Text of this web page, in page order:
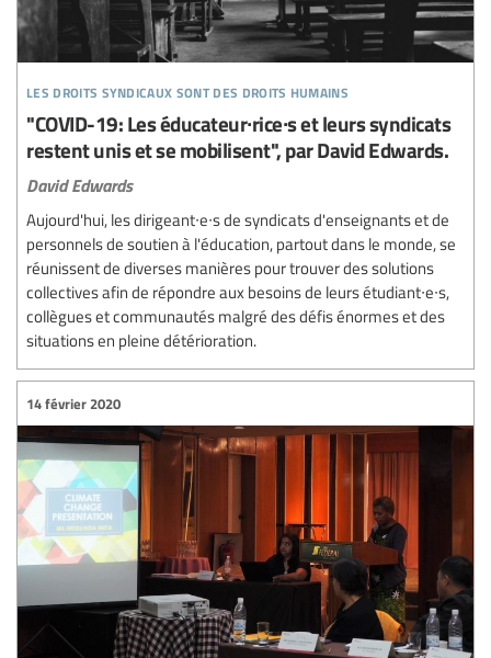
les droits syndicaux sont des droits humains
"COVID-19: Les éducateur∙rice∙s et leurs syndicats
restent unis et se mobilisent", par David Edwards.
David Edwards
Aujourd'hui, les dirigeant∙e∙s de syndicats d'enseignants et de
personnels de soutien à l'éducation, partout dans le monde, se
réunissent de diverses manières pour trouver des solutions
collectives afin de répondre aux besoins de leurs étudiant∙e∙s,
collègues et communautés malgré des défis énormes et des
situations en pleine détérioration.
14 février 2020